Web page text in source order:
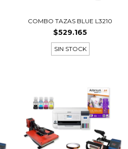
COMBO TAZAS BLUE L3210
$529.165
SIN STOCK